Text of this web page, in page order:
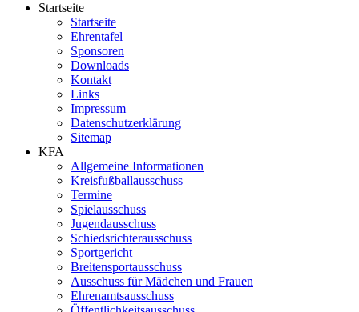
Startseite
Startseite
Ehrentafel
Sponsoren
Downloads
Kontakt
Links
Impressum
Datenschutzerklärung
Sitemap
KFA
Allgemeine Informationen
Kreisfußballausschuss
Termine
Spielausschuss
Jugendausschuss
Schiedsrichterausschuss
Sportgericht
Breitensportausschuss
Ausschuss für Mädchen und Frauen
Ehrenamtsausschuss